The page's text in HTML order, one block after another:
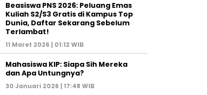
Beasiswa PNS 2026: Peluang Emas
Kuliah S2/S3 Gratis di Kampus Top
Dunia, Daftar Sekarang Sebelum
Terlambat!
11 Maret 2026 | 01:12 WIB
Mahasiswa KIP: Siapa Sih Mereka
dan Apa Untungnya?
30 Januari 2026 | 17:48 WIB